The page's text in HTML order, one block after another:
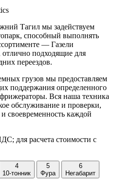
Тагил мы задействуем
способный выполнять
— Газели
отлично подходящие для
переездов.
грузов мы предоставляем
поддержания определенного
Вся наша техника
обслуживание и проверки,
и своевременность каждой
для расчета стоимости с
4
10-тонник
5
Фура
6
Негабарит